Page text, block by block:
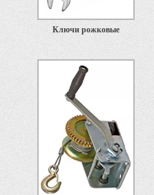
Ключи рожковые